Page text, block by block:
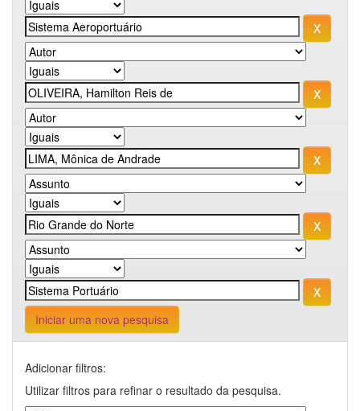
Iniciar uma nova pesquisa
Adicionar filtros:
Utilizar filtros para refinar o resultado da pesquisa.